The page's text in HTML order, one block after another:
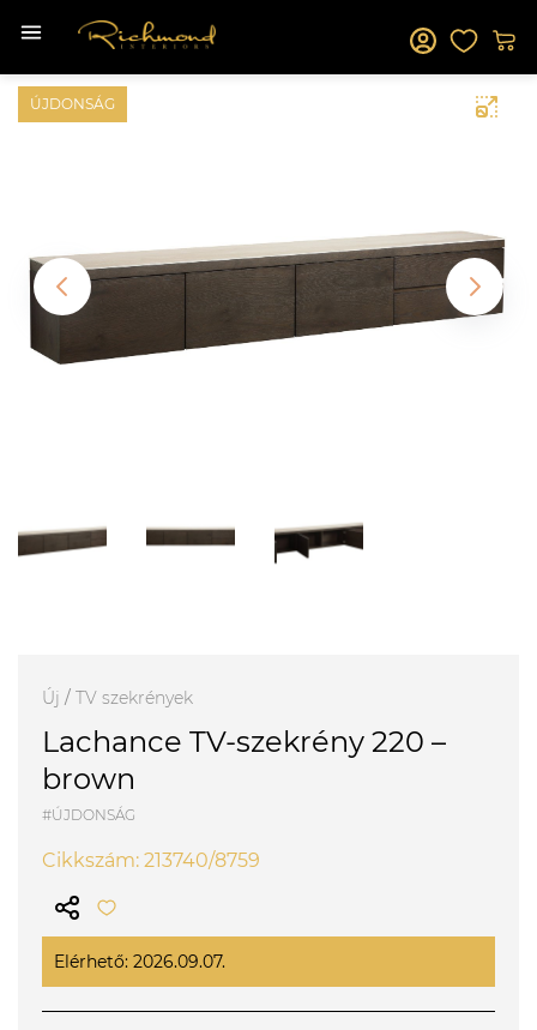
ÚJDONSÁG
Új / TV szekrények
Lachance TV-szekrény 220 –
brown
#ÚJDONSÁG
Cikkszám: 213740/8759
Elérhető: 2026.09.07.